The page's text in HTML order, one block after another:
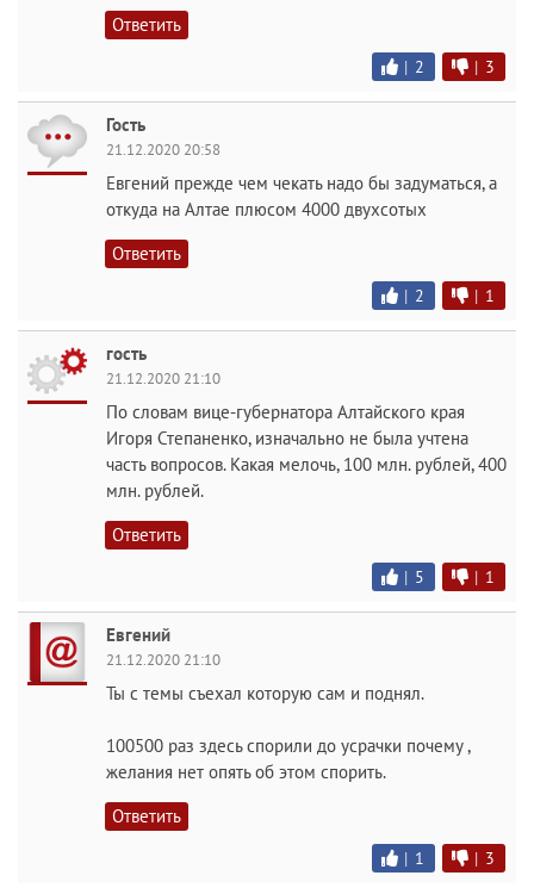
Ответить
| 2 | 3
Гость
21.12.2020 20:58
Евгений прежде чем чекать надо бы задуматься, а
откуда на Алтае плюсом 4000 двухсотых
Ответить
| 2 | 1
гость
21.12.2020 21:10
По словам вице-губернатора Алтайского края
Игоря Степаненко, изначально не была учтена
часть вопросов. Какая мелочь, 100 млн. рублей, 400
млн. рублей.
Ответить
| 5 | 1
Евгений
21.12.2020 21:10
Ты с темы съехал которую сам и поднял.
100500 раз здесь спорили до усрачки почему ,
желания нет опять об этом спорить.
Ответить
| 1 | 3